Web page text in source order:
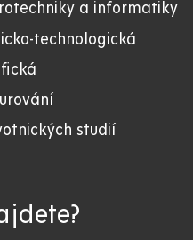
a informatiky
technologická
studií